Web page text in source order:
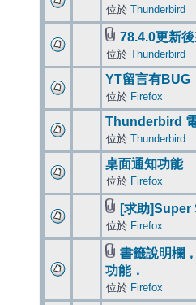
位於 Thunderbird
78.4.0更新
位於 Thunderbird
YT留言有BUG
位於 Firefox
Thunderbird
位於 Thunderbird
桌面通知功能
位於 Firefox
[求助]Super
位於 Firefox
書籤說明欄
功能．
位於 Firefox